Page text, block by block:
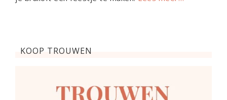
KOOP TROUWEN